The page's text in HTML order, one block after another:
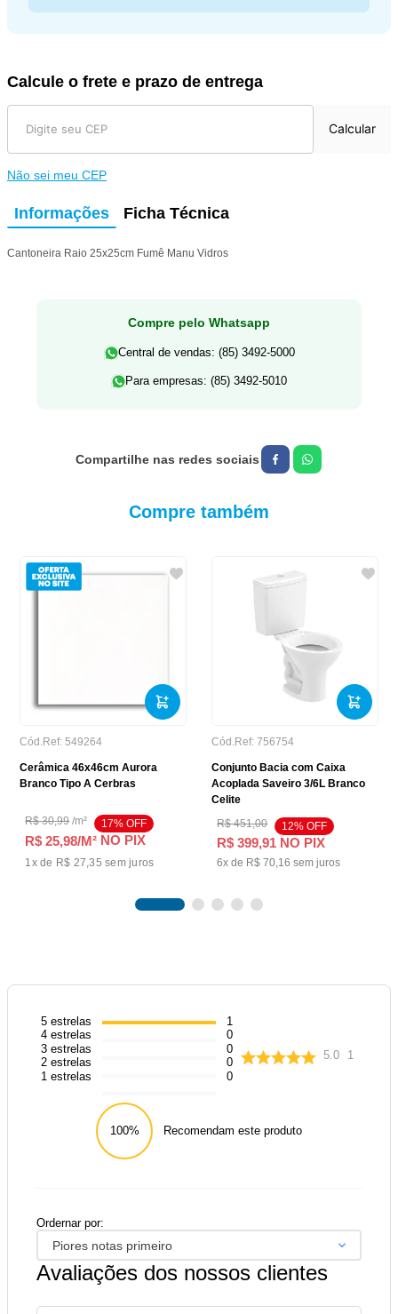
Calcule o frete e prazo de entrega
Calcular
Não sei meu CEP
Informações Ficha Técnica
Cantoneira Raio 25x25cm Fumê Manu Vidros
Compre pelo Whatsapp
Central de vendas: (85) 3492-5000
Para empresas: (85) 3492-5010
Compre também
Cód.Ref: 549264
Cerâmica 46x46cm Aurora
Branco Tipo A Cerbras
R$ 30,99/m² 17% OFF
R$ 25,98/M² NO PIX
1x de R$ 27,35 sem juros
Cód.Ref: 756754
Conjunto Bacia com Caixa
Acoplada Saveiro 3/6L Branco
Celite
R$ 451,00 12% OFF
R$ 399,91 NO PIX
6x de R$ 70,16 sem juros
5 estrelas
4 estrelas
3 estrelas
2 estrelas
1 estrelas
1
0
0
0
0
5.0 1
100% Recomendam este produto
Ordernar por:
Piores notas primeiro
Avaliações dos nossos clientes